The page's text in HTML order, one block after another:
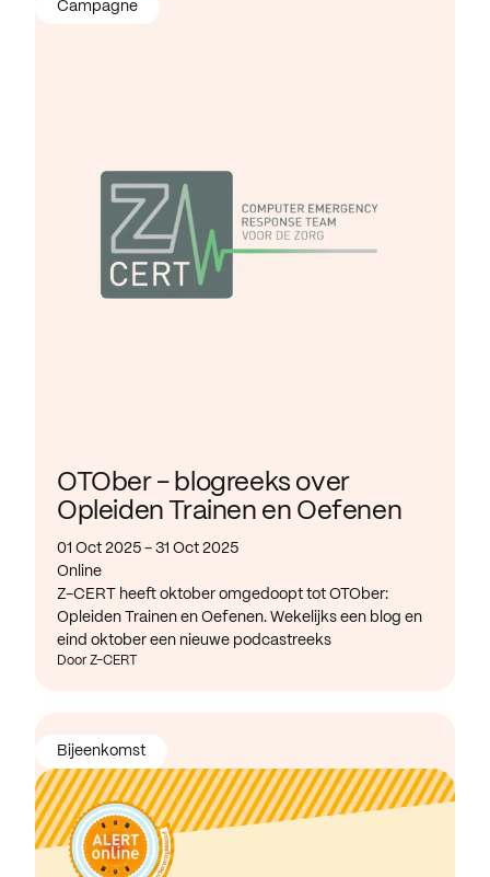
OTOber - blogreeks over
Opleiden Trainen en Oefenen
01 Oct 2025 - 31 Oct 2025
Online
Z-CERT heeft oktober omgedoopt tot OTOber:
Opleiden Trainen en Oefenen. Wekelijks een blog en
eind oktober een nieuwe podcastreeks
Door Z-CERT
Campagne
Bijeenkomst